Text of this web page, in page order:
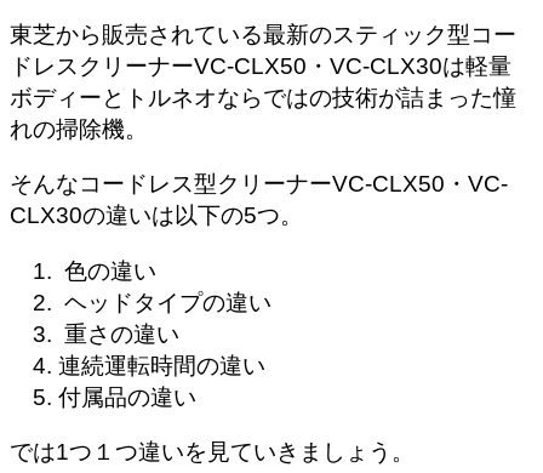
東芝から販売されている最新のスティック型コー
ドレスクリーナーVC-CLX50・VC-CLX30は軽量
ボディーとトルネオならではの技術が詰まった憧
れの掃除機。
そんなコードレス型クリーナーVC-CLX50・VC-
CLX30の違いは以下の5つ。
色の違い
ヘッドタイプの違い
重さの違い
連続運転時間の違い
付属品の違い
では1つ１つ違いを見ていきましょう。